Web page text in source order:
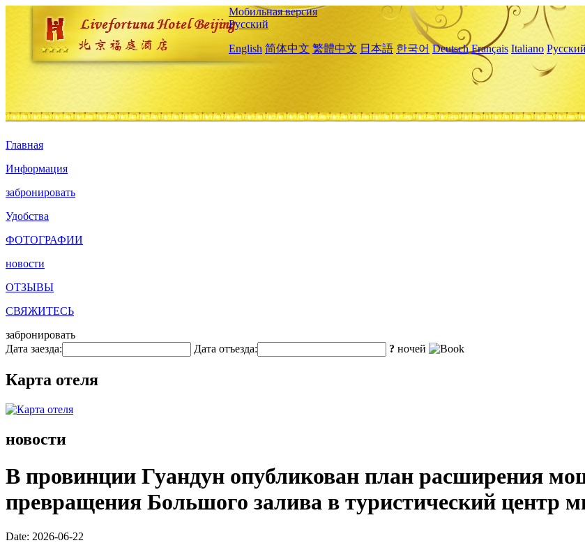
Мобильная версия
Русский
English 简体中文 繁體中文 日本語 한국어 Deutsch Français Italiano Русский
Главная
Информация
забронировать
Удобства
ФОТОГРАФИИ
новости
ОТЗЫВЫ
СВЯЖИТЕСЬ
забронировать
Дата заезда:
Дата отъезда: ? ночей
Карта отеля
новости
В провинции Гуандун опубликован план расширения
превращения Большого залива в туристический центр
Date: 2026-06-22